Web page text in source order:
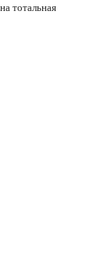
тотальная